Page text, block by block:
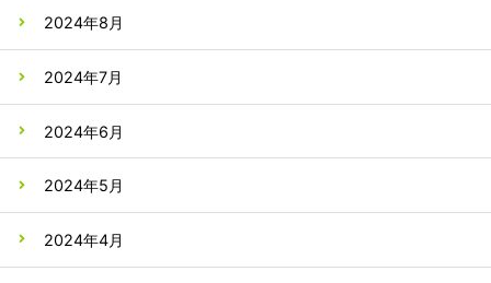
2024年8月
2024年7月
2024年6月
2024年5月
2024年4月